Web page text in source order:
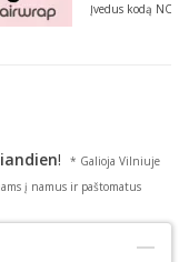
Įvedus kodą
!
* Galioja Vilniuje
į namus ir paštomatus